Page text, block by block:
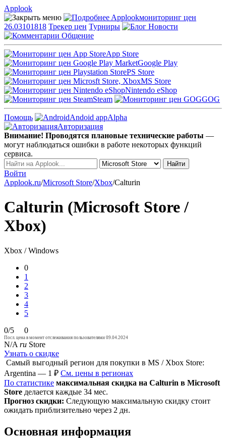
Applook
Applookмониторинг цен
26.03101818 Трекер цен Турниры
Новости
Общение
App Store
Google Play
PS Store
MS Store
Nintendo eShop
Steam
GOG
Помощь Andoid appAlpha
Авторизация
Внимание! Проводятся плановые технические работы —
могут наблюдаться ошибки в работе некоторых функций
сервиса.
Войти
Applook.ru/Microsoft Store/Xbox/Calturin
Calturin (Microsoft Store /
Xbox)
Xbox / Windows
0
1
2
3
4
5
0/5 0
Посл. цена в момент отслеживания пользователями 09.04.2024
N/A ru Store
Узнать о скидке
Самый выгодный регион для покупки в MS / Xbox Store:
Argentina — 1 ₽ См. цены в регионах
По статистике максимальная скидка на Calturin в Microsoft
Store делается каждые 34 мес.
Прогноз скидки: Следующую максимальную скидку стоит
ожидать приблизительно через 2 дн.
Основная информация